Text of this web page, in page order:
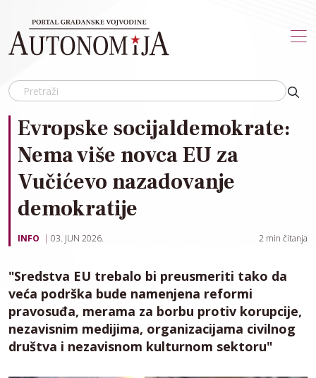
Evropske socijaldemokrate:
Nema više novca EU za
Vučićevo nazadovanje
demokratije
INFO 03. JUN 2026. 2 min čitanja
"Sredstva EU trebalo bi preusmeriti tako da
veća podrška bude namenjena reformi
pravosuđa, merama za borbu protiv korupcije,
nezavisnim medijima, organizacijama civilnog
društva i nezavisnom kulturnom sektoru"